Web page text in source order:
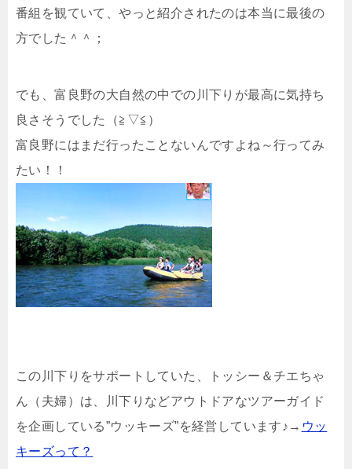
番組を観ていて、やっと紹介されたのは本当に最後の
方でした＾＾；
でも、富良野の大自然の中での川下りが最高に気持ち
良さそうでした（≧▽≦）
富良野にはまだ行ったことないんですよね～行ってみ
たい！！
この川下りをサポートしていた、トッシー＆チエちゃ
ん（夫婦）は、川下りなどアウトドアなツアーガイド
を企画している”ウッキーズ”を経営しています♪→ ウッ
キーズって？